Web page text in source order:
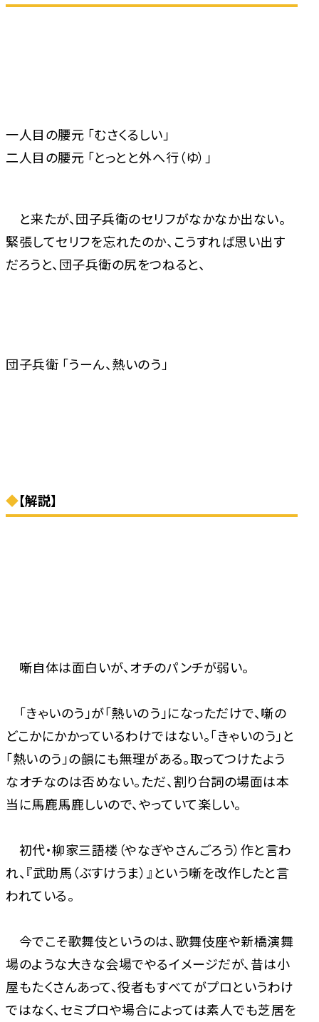
一人目の腰元 「むさくるしい」
二人目の腰元 「とっとと外へ行（ゆ）」
と来たが、団子兵衛のセリフがなかなか出ない。
緊張してセリフを忘れたのか、こうすれば思い出す
だろうと、団子兵衛の尻をつねると、
団子兵衛 「うーん、熱いのう」
◆【解説】
噺自体は面白いが、オチのパンチが弱い。
「きゃいのう」が「熱いのう」になっただけで、噺の
どこかにかかっているわけではない。「きゃいのう」と
「熱いのう」の韻にも無理がある。取ってつけたよう
なオチなのは否めない。ただ、割り台詞の場面は本
当に馬鹿馬鹿しいので、やっていて楽しい。
初代・柳家三語楼（やなぎやさんごろう）作と言わ
れ、『武助馬（ぶすけうま）』という噺を改作したと言
われている。
今でこそ歌舞伎というのは、歌舞伎座や新橋演舞
場のような大きな会場でやるイメージだが、昔は小
屋もたくさんあって、役者もすべてがプロというわけ
ではなく、セミプロや場合によっては素人でも芝居を